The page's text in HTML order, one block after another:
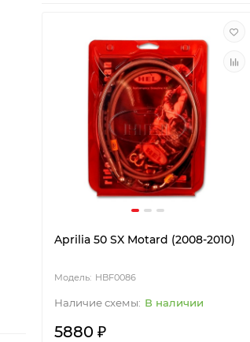
Aprilia 50 SX Motard (2008-2010)
HBF0086
В наличии
5880 ₽